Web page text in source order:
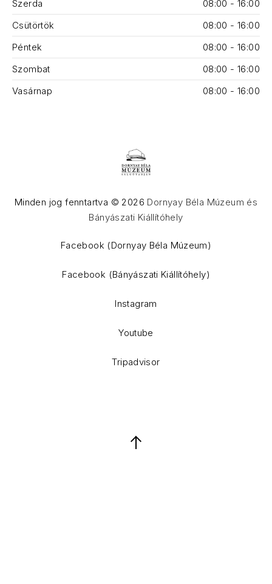
Szerda
08:00 - 16:00
Csütörtök
08:00 - 16:00
Péntek
08:00 - 16:00
Szombat
08:00 - 16:00
Vasárnap
08:00 - 16:00
Minden jog fenntartva © 2026 Dornyay Béla Múzeum és
Bányászati Kiállítóhely
Facebook (Dornyay Béla Múzeum)
Facebook (Bányászati Kiállítóhely)
Instagram
Youtube
Tripadvisor